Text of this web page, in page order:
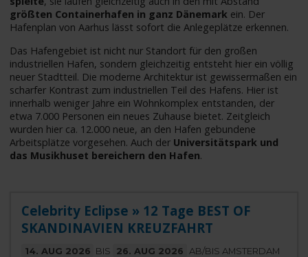
größten Containerhafen in ganz Dänemark ein. Der
Hafenplan von Aarhus lässt sofort die Anlegeplätze erkennen.
Das Hafengebiet ist nicht nur Standort für den großen
industriellen Hafen, sondern gleichzeitig entsteht hier ein völlig
neuer Stadtteil. Die moderne Architektur ist gewissermaßen ein
scharfer Kontrast zum industriellen Teil des Hafens. Hier ist
innerhalb weniger Jahre ein Wohnkomplex entstanden, der
etwa 7.000 Personen ein neues Zuhause bietet. Zeitgleich
wurden hier ca. 12.000 neue, an den Hafen gebundene
Arbeitsplätze vorgesehen. Auch der Universitätspark und
das Musikhuset bereichern den Hafen.
Celebrity Eclipse » 12 Tage BEST OF
SKANDINAVIEN KREUZFAHRT
14. AUG 2026 BIS 26. AUG 2026 AB/BIS AMSTERDAM